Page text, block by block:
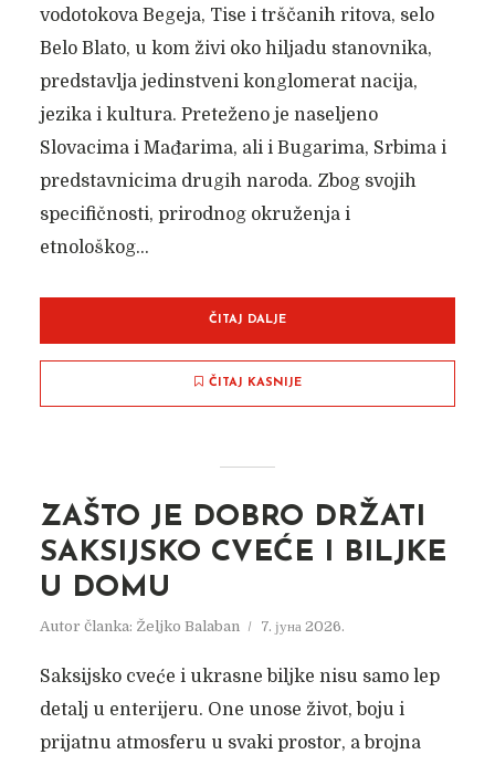
vodotokova Begeja, Tise i trščanih ritova, selo
Belo Blato, u kom živi oko hiljadu stanovnika,
predstavlja jedinstveni konglomerat nacija,
jezika i kultura. Preteženo je naseljeno
Slovacima i Mađarima, ali i Bugarima, Srbima i
predstavnicima drugih naroda. Zbog svojih
specifičnosti, prirodnog okruženja i
etnološkog...
ČITAJ DALJE
ČITAJ KASNIJE
ZAŠTO JE DOBRO DRŽATI
SAKSIJSKO CVEĆE I BILJKE
U DOMU
Autor članka: Željko Balaban 7. јуна 2026.
Saksijsko cveće i ukrasne biljke nisu samo lep
detalj u enterijeru. One unose život, boju i
prijatnu atmosferu u svaki prostor, a brojna